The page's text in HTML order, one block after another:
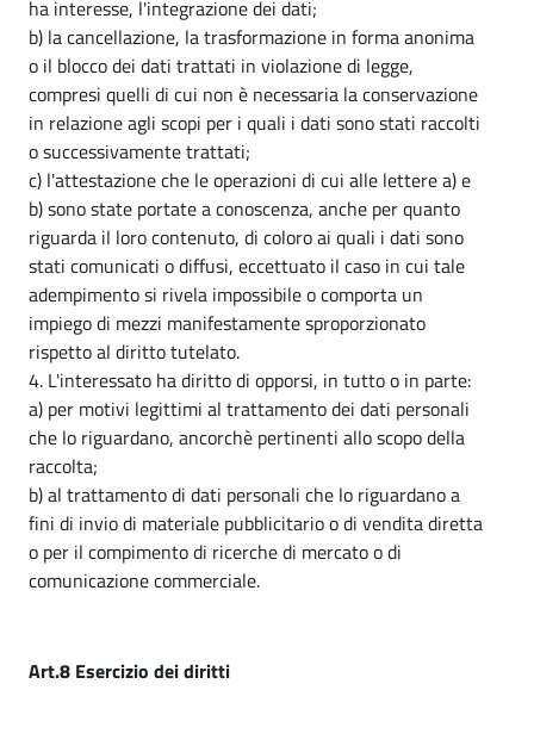
ha interesse, l'integrazione dei dati;
b) la cancellazione, la trasformazione in forma anonima
o il blocco dei dati trattati in violazione di legge,
compresi quelli di cui non è necessaria la conservazione
in relazione agli scopi per i quali i dati sono stati raccolti
o successivamente trattati;
c) l'attestazione che le operazioni di cui alle lettere a) e
b) sono state portate a conoscenza, anche per quanto
riguarda il loro contenuto, di coloro ai quali i dati sono
stati comunicati o diffusi, eccettuato il caso in cui tale
adempimento si rivela impossibile o comporta un
impiego di mezzi manifestamente sproporzionato
rispetto al diritto tutelato.
4. L'interessato ha diritto di opporsi, in tutto o in parte:
a) per motivi legittimi al trattamento dei dati personali
che lo riguardano, ancorchè pertinenti allo scopo della
raccolta;
b) al trattamento di dati personali che lo riguardano a
fini di invio di materiale pubblicitario o di vendita diretta
o per il compimento di ricerche di mercato o di
comunicazione commerciale.
Art.8 Esercizio dei diritti